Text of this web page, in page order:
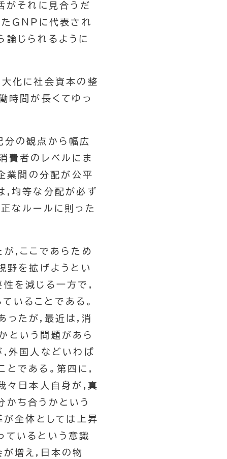
がそれに見合うだ
たGNPに代表され
じられるように
化に社会資本の整
時間が長くてゆっ
の観点から幅広
費者のレベルにま
業間の分配が公平
,均等な分配が必ず
なルールに則った
,ここであらため
野を拡げようとい
を減じる一方で,
いることである。
ったが,最近は,消
という問題があら
,外国人などいわば
とである。第四に,
々日本人自身が,真
ち合うかという
全体としては上昇
ているという意識
が増え,日本の物